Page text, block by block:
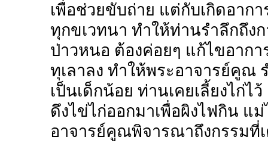
เพื่อช่วยขับถ่าย แต่กับเกิดอาก
ทุกขเวทนา ทำให้ท่านรำลึกถึ
ป่าวหนอ ต้องค่อยๆ แก้ไขอาก
ทุเลาลง ทำให้พระอาจารย์คูณ
เป็นเด็กน้อย ท่านเคยเลี้ยงไก่
ดึงไข่ไก่ออกมาเพื่อผิงไฟกิน แ
อาจารย์คูณพิจารณาถึงกรรมที่เ